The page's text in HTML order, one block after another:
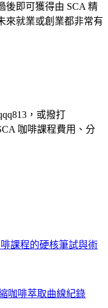
後即可獲得由 SCA 精
來就業或創業都非常有
，或撥打
咖啡課程費用、分
課程的硬核筆試與術
咖啡萃取曲線紀錄